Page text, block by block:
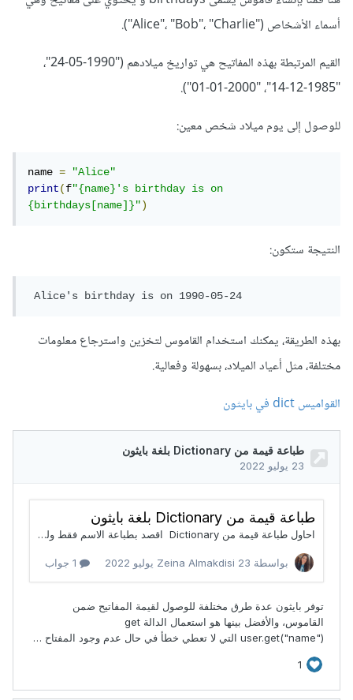
أسماء الأشخاص ("Alice"، "Bob"، "Charlie").
القيم المرتبطة بهذه المفاتيح هي تواريخ ميلادهم ("1990-05-24"،
"1985-12-14"، "2000-01-01").
للوصول إلى يوم ميلاد شخص معين:
name =
"Alice"
print(f"{name}'s birthday is on
{birthdays[name]}")
النتيجة ستكون:
Alice's birthday is on 1990-05-24
بهذه الطريقة، يمكنك استخدام القاموس لتخزين واسترجاع معلومات
مختلفة، مثل أعياد الميلاد، بسهولة وفعالية.
القواميس dict في بايثون